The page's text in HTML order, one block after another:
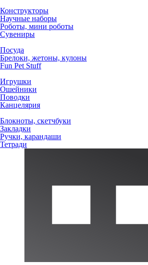
Конструкторы
Научные наборы
Роботы, мини роботы
Сувениры
Посуда
Брелоки, жетоны, кулоны
Fun Pet Stuff
Игрушки
Ошейники
Поводки
Канцелярия
Блокноты, скетчбуки
Закладки
Ручки, карандаши
Тетради